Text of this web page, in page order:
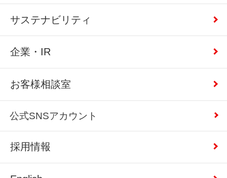
サステナビリティ
企業・IR
お客様相談室
公式SNSアカウント
採用情報